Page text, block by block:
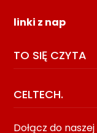
linki z nap
TO SIĘ CZYTA
CELTECH.
Dołącz do